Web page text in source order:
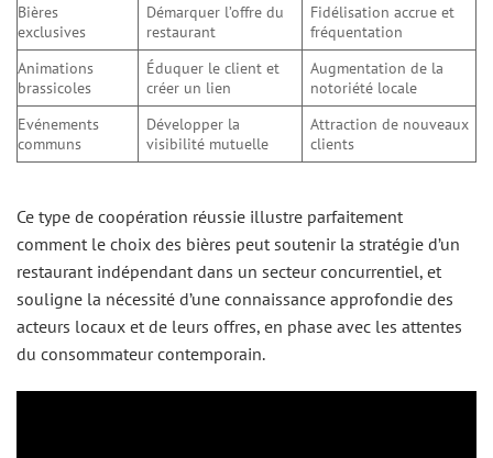
Bières
exclusives
Démarquer l’offre du
restaurant
Fidélisation accrue et
fréquentation
Animations
brassicoles
Éduquer le client et
créer un lien
Augmentation de la
notoriété locale
Evénements
communs
Développer la
visibilité mutuelle
Attraction de nouveaux
clients
Ce type de coopération réussie illustre parfaitement
comment le choix des bières peut soutenir la stratégie d’un
restaurant indépendant dans un secteur concurrentiel, et
souligne la nécessité d’une connaissance approfondie des
acteurs locaux et de leurs offres, en phase avec les attentes
du consommateur contemporain.